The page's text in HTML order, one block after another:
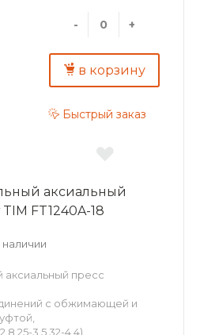
- +
в корзину
Быстрый заказ
аксиальный
FT1240A-18
наличии
аксиальный пресс
с обжимающей и
3.5,32-4.4)